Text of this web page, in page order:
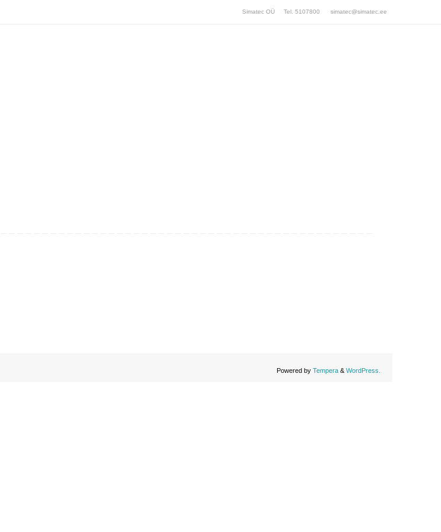
Simatec OÜ Tel. 5107800 simatec@simatec.ee
Powered by Tempera & WordPress.